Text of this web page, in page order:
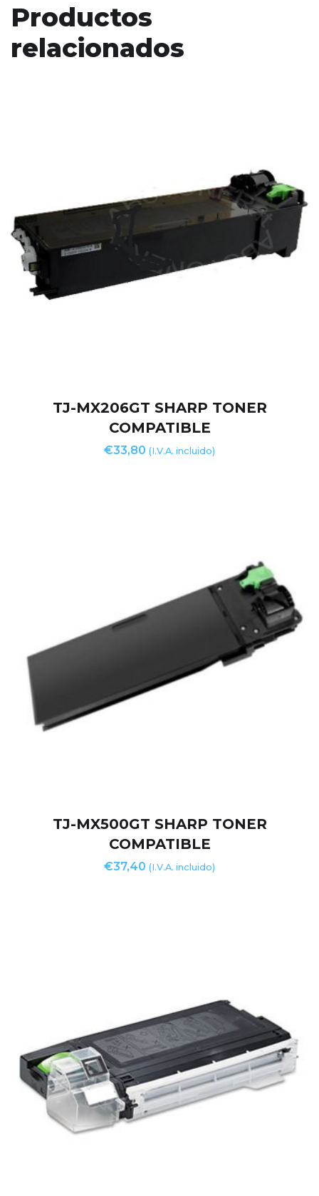
Productos
relacionados
TJ-MX206GT SHARP TONER
COMPATIBLE
€33,80 (I.V.A. incluido)
TJ-MX500GT SHARP TONER
COMPATIBLE
€37,40 (I.V.A. incluido)